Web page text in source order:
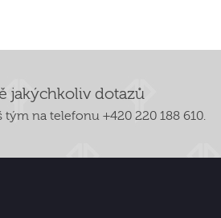
jakýchkoliv dotazů
tým na telefonu +420 220 188 610.